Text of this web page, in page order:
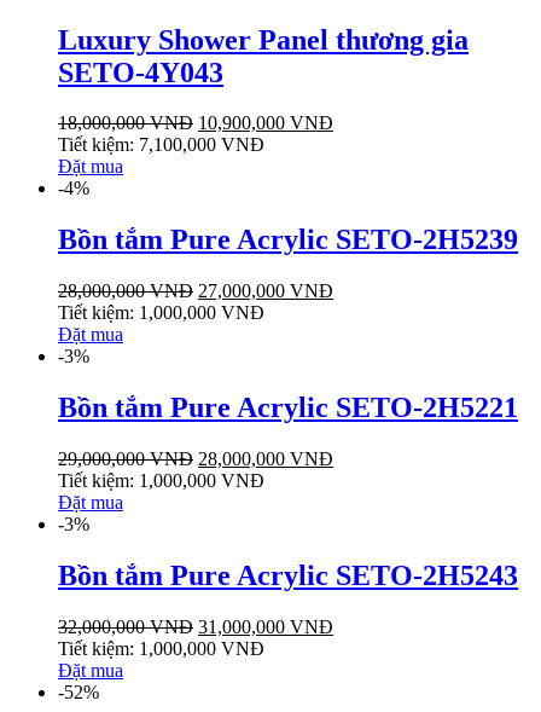
Luxury Shower Panel thương gia
SETO-4Y043
18,000,000VNĐ 10,900,000 VNĐ
Tiết kiệm: 7,100,000 VNĐ
Đặt mua
-4%
Bồn tắm Pure Acrylic SETO-2H5239
28,000,000VNĐ 27,000,000 VNĐ
Tiết kiệm: 1,000,000 VNĐ
Đặt mua
-3%
Bồn tắm Pure Acrylic SETO-2H5221
29,000,000VNĐ 28,000,000 VNĐ
Tiết kiệm: 1,000,000 VNĐ
Đặt mua
-3%
Bồn tắm Pure Acrylic SETO-2H5243
32,000,000VNĐ 31,000,000 VNĐ
Tiết kiệm: 1,000,000 VNĐ
Đặt mua
-52%